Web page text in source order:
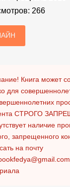
266
Книга может
для
СТРОГО
наличие
запрещенного
на почту